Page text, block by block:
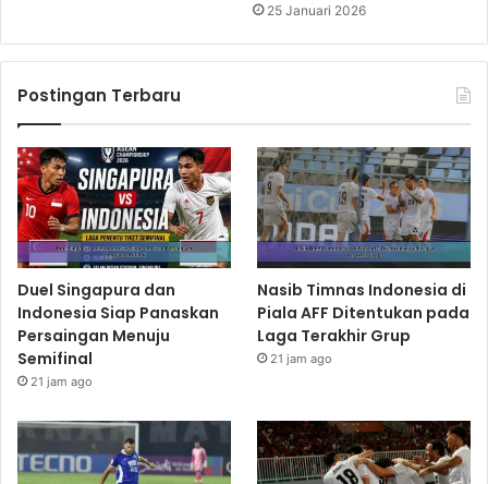
25 Januari 2026
Postingan Terbaru
Duel Singapura dan
Indonesia Siap Panaskan
Persaingan Menuju
Semifinal
21 jam ago
Nasib Timnas Indonesia di
Piala AFF Ditentukan pada
Laga Terakhir Grup
21 jam ago